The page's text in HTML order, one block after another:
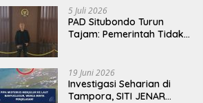
5 Juli 2026
PAD Situbondo Turun
Tajam: Pemerintah Tidak
Menunjukkan
Akuntabilitas.
19 Juni 2026
Investigasi Seharian di
Tampora, SITI JENAR